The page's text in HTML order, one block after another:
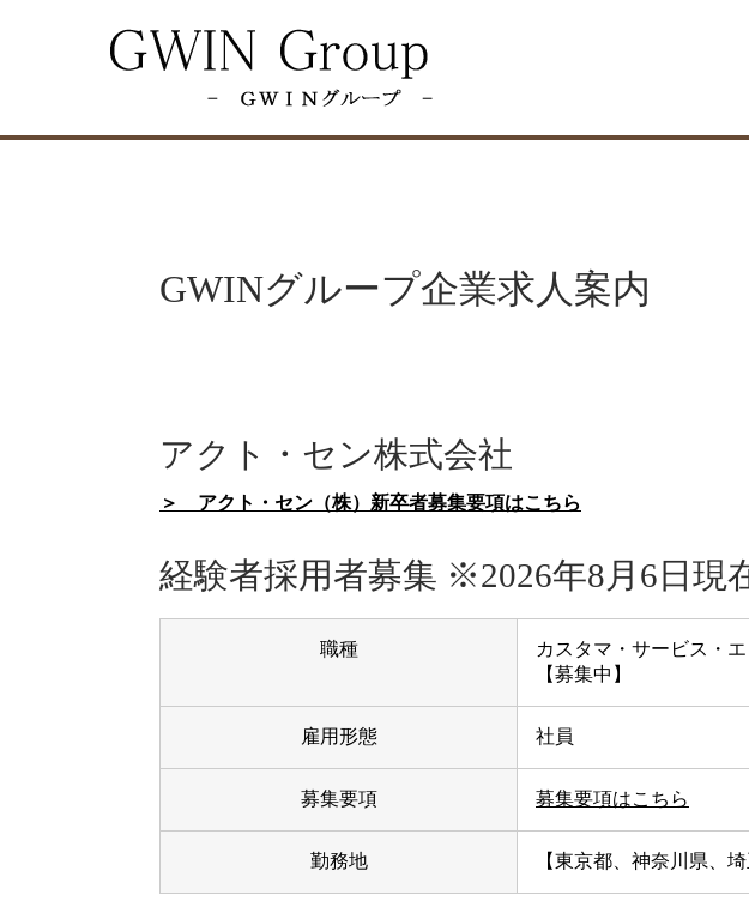
アクト・セン株式会社 スペリオルアドバンテック株式会社
GWINグループ企業求人案内
アクト・セン株式会社
＞ アクト・セン（株）新卒者募集要項はこちら
経験者採用者募集 ※2026年8月6日現
職種
カスタマ・サービス・
【募集中】
雇用形態 社員
募集要項 募集要項はこちら
勤務地 【東京都、神奈川県、